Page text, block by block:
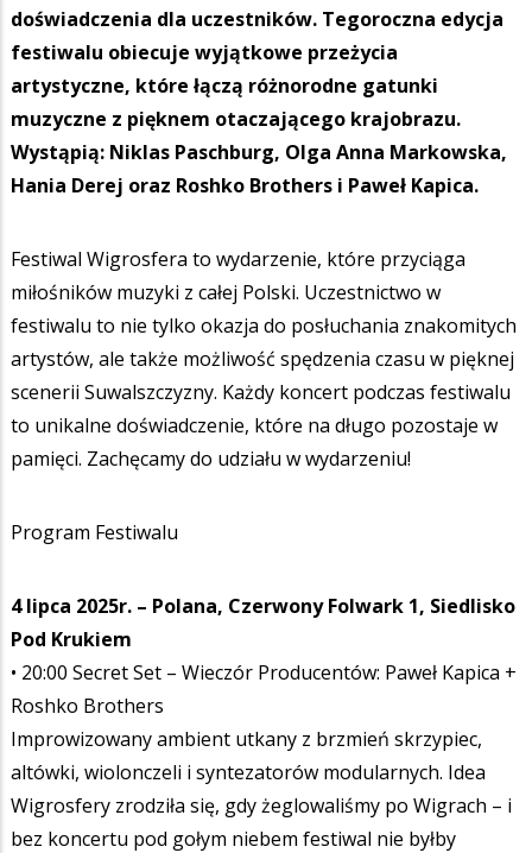
doświadczenia dla uczestników. Tegoroczna edycja
festiwalu obiecuje wyjątkowe przeżycia
artystyczne, które łączą różnorodne gatunki
muzyczne z pięknem otaczającego krajobrazu.
Wystąpią: Niklas Paschburg, Olga Anna Markowska,
Hania Derej oraz Roshko Brothers i Paweł Kapica.
Festiwal Wigrosfera to wydarzenie, które przyciąga
miłośników muzyki z całej Polski. Uczestnictwo w
festiwalu to nie tylko okazja do posłuchania znakomitych
artystów, ale także możliwość spędzenia czasu w pięknej
scenerii Suwalszczyzny. Każdy koncert podczas festiwalu
to unikalne doświadczenie, które na długo pozostaje w
pamięci. Zachęcamy do udziału w wydarzeniu!
Program Festiwalu
4 lipca 2025r. – Polana, Czerwony Folwark 1, Siedlisko
Pod Krukiem
• 20:00 Secret Set – Wieczór Producentów: Paweł Kapica +
Roshko Brothers
Improwizowany ambient utkany z brzmień skrzypiec,
altówki, wiolonczeli i syntezatorów modularnych. Idea
Wigrosfery zrodziła się, gdy żeglowaliśmy po Wigrach – i
bez koncertu pod gołym niebem festiwal nie byłby